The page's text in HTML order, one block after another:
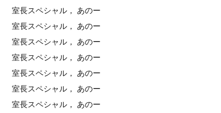
室長スペシャル， あのー
室長スペシャル， あのー
室長スペシャル， あのー
室長スペシャル， あのー
室長スペシャル， あのー
室長スペシャル， あのー
室長スペシャル， あのー